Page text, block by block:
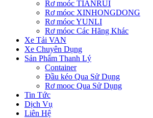
Rơ moóc TIANRUI
Rơ móoc XINHONGDONG
Rơ móoc YUNLI
Rơ móoc Các Hãng Khác
Xe Tải VAN
Xe Chuyên Dụng
Sản Phẩm Thanh Lý
Container
Đầu kéo Qua Sử Dụng
Rơ mooc Qua Sử Dụng
Tin Tức
Dịch Vụ
Liên Hệ